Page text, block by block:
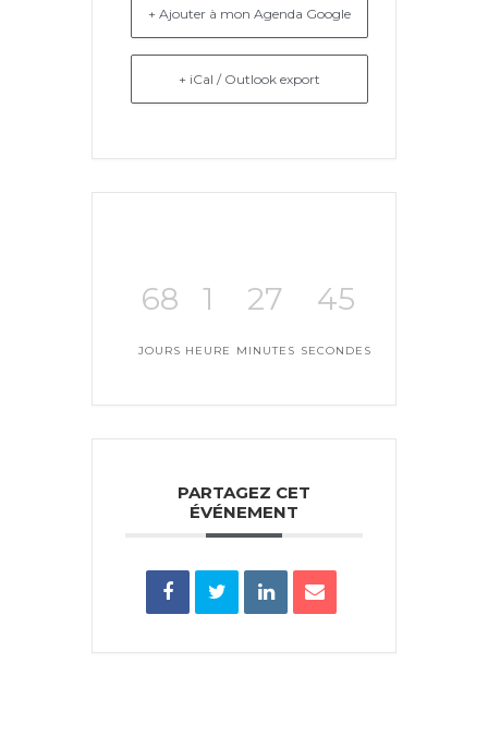
+ Ajouter à mon Agenda Google
+ iCal / Outlook export
68
JOURS
1
HEURE
27
MINUTES
45
SECONDES
PARTAGEZ CET
ÉVÉNEMENT